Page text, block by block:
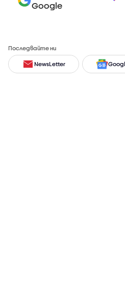
Google
Последвайте ни
NewsLetter